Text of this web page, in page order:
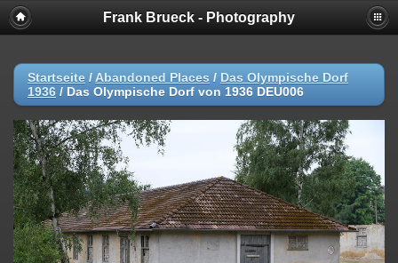
Frank Brueck - Photography
Startseite / Abandoned Places / Das Olympische Dorf
1936 / Das Olympische Dorf von 1936 DEU006